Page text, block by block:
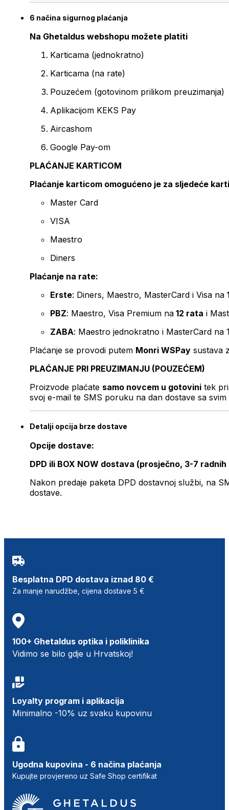
6 načina sigurnog plaćanja
Na Ghetaldus webshopu možete platiti
Karticama (jednokratno)
Karticama (na rate)
Pouzećem (gotovinom prilikom preuzimanja)
Aplikacijom KEKS Pay
Aircashom
Google Pay-om
PLAĆANJE KARTICOM
Plaćanje karticom omogućeno je za sljedeće
Master Card
VISA
Maestro
Diners
Plaćanje na rate:
Erste: Diners, Maestro, MasterCard i Visa na
PBZ: Maestro, Visa Premium na 12 rata i
ZABA: Maestro jednokratno i MasterCard na
Plaćanje se provodi putem Monri WSPay sustava
PLAĆANJE PRI PREUZIMANJU (POUZEĆEM)
Proizvode plaćate samo novcem u gotovini tek
svoj e-mail te SMS poruku na dan dostave sa svim
Detalji opcija brze dostave
Opcije dostave:
DPD ili BOX NOW dostava (prosječno, 3-7 radnih
Nakon predaje paketa DPD dostavnoj službi, na
dostave.
Besplatna DPD dostava iznad 80 €
Za manje narudžbe, cijena dostave 5 €
100+ Ghetaldus optika i poliklinika
Vidimo se bilo gdje u Hrvatskoj!
Loyalty program i aplikacija
Minimalno -10% uz svaku kupovinu
Ugodna kupovina - 6 načina plaćanja
Kupujte provjereno uz Safe Shop certifikat